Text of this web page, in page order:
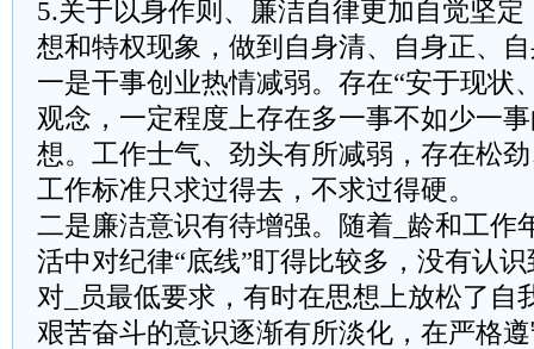
5.关于以身作则、廉洁自律更加自觉坚
想和特权现象，做到自身清、自身正、
一是干事创业热情减弱。存在“安于现状
观念，一定程度上存在多一事不如少一
想。工作士气、劲头有所减弱，存在松
工作标准只求过得去，不求过得硬。
二是廉洁意识有待增强。随着_龄和工作
活中对纪律“底线”盯得比较多，没有认
对_员最低要求，有时在思想上放松了自
艰苦奋斗的意识逐渐有所淡化，在严格